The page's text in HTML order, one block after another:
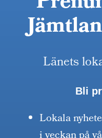
Länets
Bli
Lokala